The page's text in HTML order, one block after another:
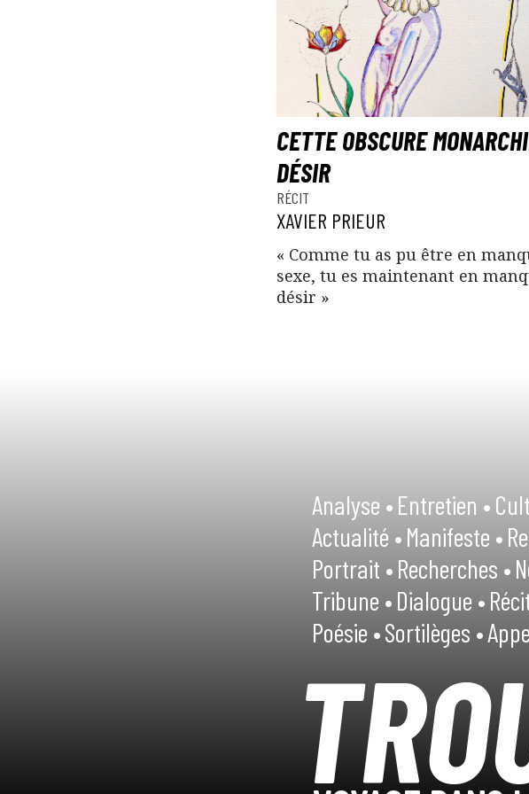
CETTE OBSCURE
DÉSIR
RÉCIT
XAVIER PRIEUR
« Comme tu as pu être en
sexe, tu es maintenant en
désir »
Analyse •Entretien •
Actualité •Manifeste •
Portrait •Recherches •
Tribune •Dialogue •
Poésie •Sortilèges •